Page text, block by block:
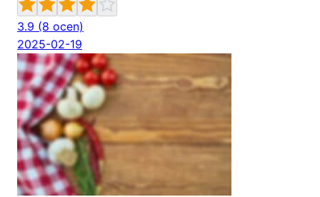
3.9 (8 ocen)
2025-02-19